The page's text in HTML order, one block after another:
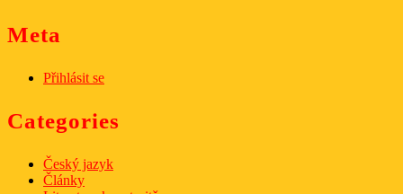
Meta
Přihlásit se
Categories
Český jazyk
Články